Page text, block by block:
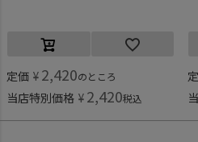
定価 ¥ 2,420のところ
当店特別価格 ¥ 2,420税込